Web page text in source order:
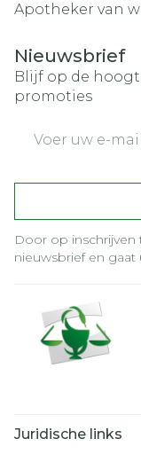
Apotheker van
Nieuwsbrief
Blijf op de
promoties
Door op inschrijven
nieuwsbrief en
Juridische links